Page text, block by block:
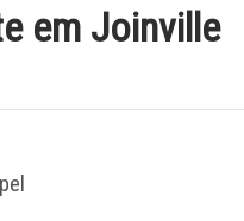
em Joinville